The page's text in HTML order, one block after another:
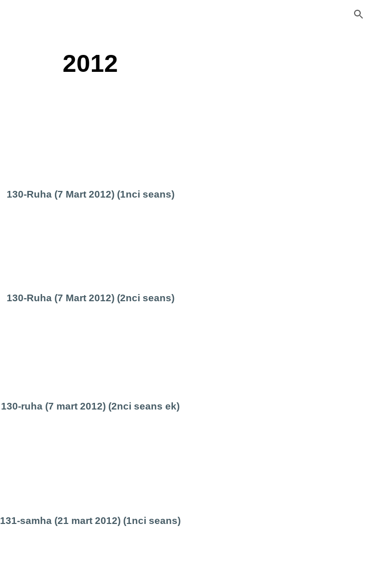
2012
130-Ruha (7 Mart 2012) (1nci seans)
130-Ruha (7 Mart 2012) (2nci seans)
130-ruha (7 mart 2012) (2nci seans ek)
131-samha (21 mart 2012) (1nci seans)